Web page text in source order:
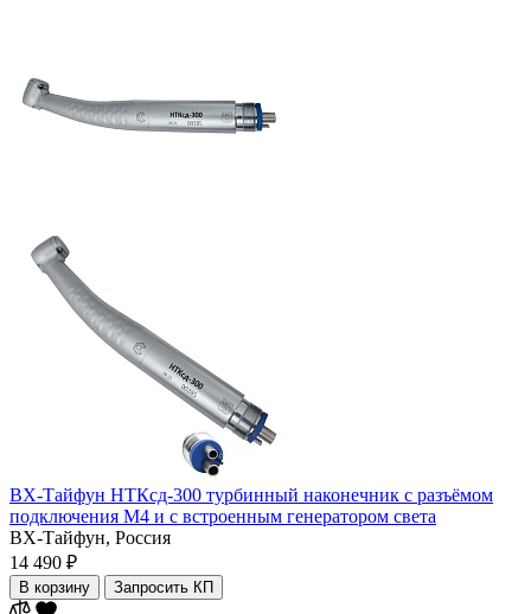
ВХ-Тайфун НТКсд-300 турбинный наконечник с разъёмом
подключения М4 и с встроенным генератором света
ВХ-Тайфун, Россия
14 490 ₽
В корзину Запросить КП